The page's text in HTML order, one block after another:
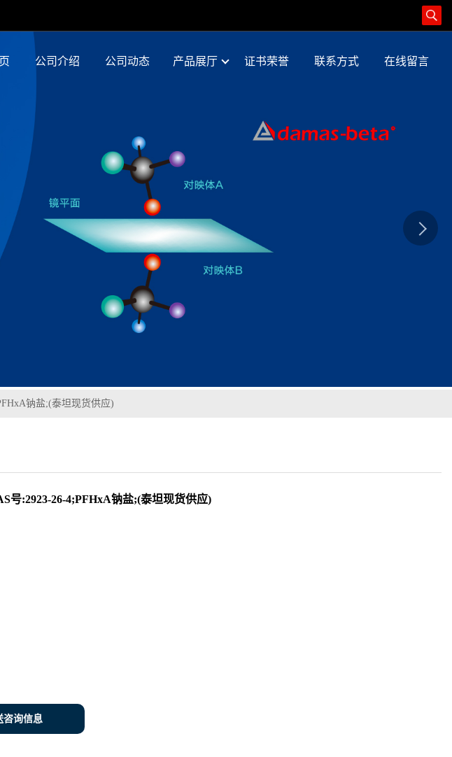
公司介绍 公司动态 产品展厅 证书荣誉 联系方式 在线留言
钠盐;(泰坦现货供应)
号:2923-26-4;PFHxA钠盐;(泰坦现货供应)
咨询信息